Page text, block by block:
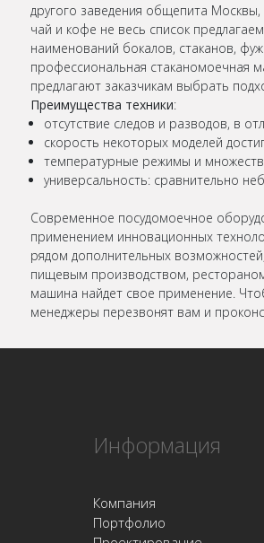
другого заведения общепита
чай и кофе не весь список
наименований бокалов, стаканов,
профессиональная стаканомоечная
предлагают заказчикам выбрать
Преимущества техники:
отсутствие следов и разводов, в
скорость некоторых моделей
температурные режимы и
универсальность: сравнительно
Современное посудомоечное
применением инновационных
рядом дополнительных
пищевым производством,
машина найдет свое применение.
менеджеры перезвонят вам и
Информация
Компания
Портфолио